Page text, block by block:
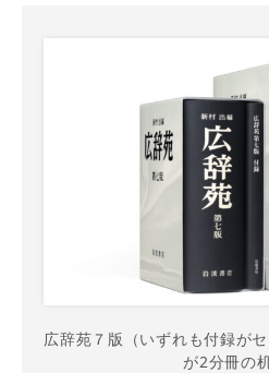
広辞苑７版（いずれも付録が
が2分冊の